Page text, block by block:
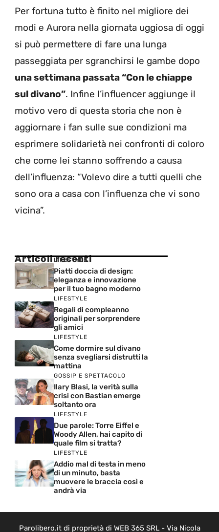
Per fortuna tutto è finito nel migliore dei
modi e Aurora nella giornata uggiosa di oggi
si può permettere di fare una lunga
passeggiata per sgranchirsi le gambe dopo
una settimana passata “Con le chiappe
sul divano”. Infine l’influencer aggiunge il
motivo vero di questa storia che non è
aggiornare i fan sulle sue condizioni ma
esprimere solidarietà nei confronti di coloro
che come lei stanno soffrendo a causa
dell’influenza: “Volevo dire a tutti quelli che
sono ora a casa con l’influenza che vi sono
vicina”.
Articoli recenti
LIFESTYLE
Piatti doccia di design:
eleganza e innovazione
per il tuo bagno moderno
LIFESTYLE
Regali di compleanno
originali per sorprendere
gli amici
LIFESTYLE
Come dormire sul divano
senza svegliarsi distrutti la
mattina
GOSSIP E SPETTACOLO
Ilary Blasi, la verità sulla
crisi con Bastian emerge
soltanto ora
LIFESTYLE
Due parole: Torre Eiffel e
Woody Allen, hai capito di
quale film si tratta?
LIFESTYLE
Addio mal di testa in meno
di un minuto, basta
muovere le braccia così e
andrà via
Parolibero.it di proprietà di WEB 365 SRL - Via Nicola